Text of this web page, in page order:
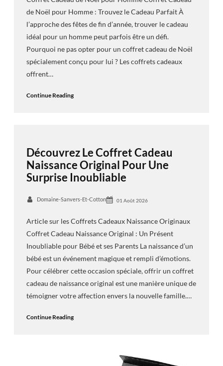
de Noël pour Homme : Trouvez le Cadeau Parfait À
l’approche des fêtes de fin d’année, trouver le cadeau
idéal pour un homme peut parfois être un défi.
Pourquoi ne pas opter pour un coffret cadeau de Noël
spécialement conçu pour lui ? Les coffrets cadeaux
offrent…
Continue Reading
Découvrez Le Coffret Cadeau
Naissance Original Pour Une
Surprise Inoubliable
Domaine-Sanvers-Et-Cotton 01 Août 2026
Article sur les Coffrets Cadeaux Naissance Originaux
Coffret Cadeau Naissance Original : Un Présent
Inoubliable pour Bébé et ses Parents La naissance d’un
bébé est un événement magique et rempli d’émotions.
Pour célébrer cette occasion spéciale, offrir un coffret
cadeau de naissance original est une manière unique de
témoigner votre affection envers la nouvelle famille.…
Continue Reading